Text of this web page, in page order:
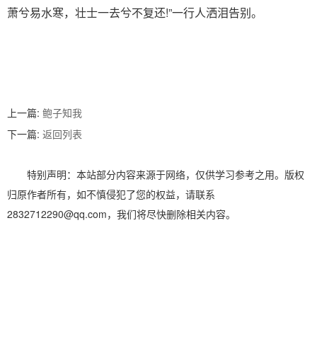
萧兮易水寒，壮士一去兮不复还!”一行人洒泪告别。
章
航
上一篇: 鲍子知我
下一篇: 返回列表
特别声明：本站部分内容来源于网络，仅供学习参考之用。版权
归原作者所有，如不慎侵犯了您的权益，请联系
2832712290@qq.com，我们将尽快删除相关内容。